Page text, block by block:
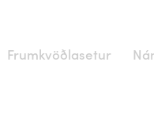
Frumkvöðlasetur